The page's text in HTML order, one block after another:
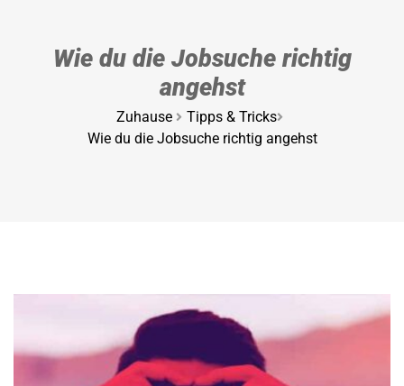
Wie du die Jobsuche richtig
angehst
Zuhause
Tipps & Tricks
Wie du die Jobsuche richtig angehst